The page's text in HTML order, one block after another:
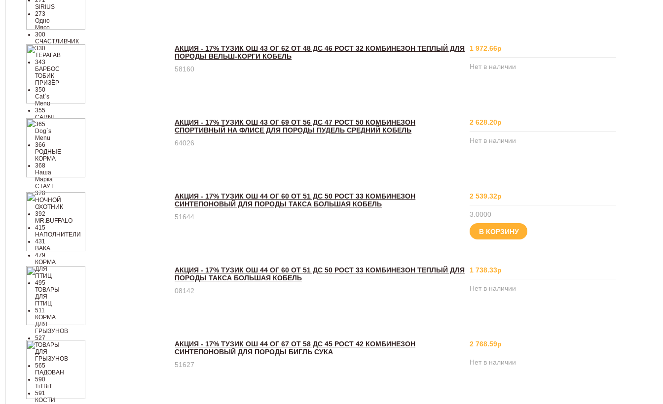
SIRIUS
273
Одно
Мясо
300
СЧАСТЛИВЧИК
330
ТЕРАГАВ
343
БАРБОС
ТОБИК
ПРИЗЁР
350
Cat`s
Menu
355
CARNI
365
Dog`s
Menu
366
РОДНЫЕ
КОРМА
368
Наша
Марка
СТАУТ
370
НОЧНОЙ
ОХОТНИК
392
MR.BUFFALO
415
НАПОЛНИТЕЛИ
431
ВАКА
479
КОРМА
ДЛЯ
ПТИЦ
495
ТОВАРЫ
ДЛЯ
ПТИЦ
511
КОРМА
ДЛЯ
ГРЫЗУНОВ
527
ТОВАРЫ
ДЛЯ
ГРЫЗУНОВ
565
ПАДОВАН
590
TiTBiT
591
КОСТИ
АКЦИЯ - 17% ТУЗИК ОШ 43 ОГ 62 ОТ 48 ДС 46 РОСТ 32 КОМБИНЕЗОН ТЕПЛЫЙ ДЛЯ
ПОРОДЫ ВЕЛЬШ-КОРГИ КОБЕЛЬ
58160
1 972.66р
Нет в наличии
АКЦИЯ - 17% ТУЗИК ОШ 43 ОГ 69 ОТ 56 ДС 47 РОСТ 50 КОМБИНЕЗОН
СПОРТИВНЫЙ НА ФЛИСЕ ДЛЯ ПОРОДЫ ПУДЕЛЬ СРЕДНИЙ КОБЕЛЬ
64026
2 628.20р
Нет в наличии
АКЦИЯ - 17% ТУЗИК ОШ 44 ОГ 60 ОТ 51 ДС 50 РОСТ 33 КОМБИНЕЗОН
СИНТЕПОНОВЫЙ ДЛЯ ПОРОДЫ ТАКСА БОЛЬШАЯ КОБЕЛЬ
51644
2 539.32р
3.0000
В КОРЗИНУ
АКЦИЯ - 17% ТУЗИК ОШ 44 ОГ 60 ОТ 51 ДС 50 РОСТ 33 КОМБИНЕЗОН ТЕПЛЫЙ ДЛЯ
ПОРОДЫ ТАКСА БОЛЬШАЯ КОБЕЛЬ
08142
1 738.33р
Нет в наличии
АКЦИЯ - 17% ТУЗИК ОШ 44 ОГ 67 ОТ 58 ДС 45 РОСТ 42 КОМБИНЕЗОН
СИНТЕПОНОВЫЙ ДЛЯ ПОРОДЫ БИГЛЬ СУКА
51627
2 768.59р
Нет в наличии